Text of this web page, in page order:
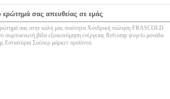
ερώτημά σας απευθείας σε εμάς